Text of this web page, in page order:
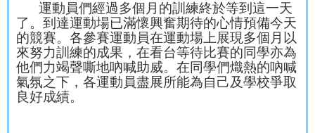
運動員們經過多個月的訓練終於等到這一天
了。到達運動場已滿懷興奮期待的心情預備今天
的競賽。各參賽運動員在運動場上展現多個月以
來努力訓練的成果，在看台等待比賽的同學亦為
他們力竭聲嘶地吶喊助威。在同學們熾熱的吶喊
氣氛之下，各運動員盡展所能為自己及學校爭取
良好成績。